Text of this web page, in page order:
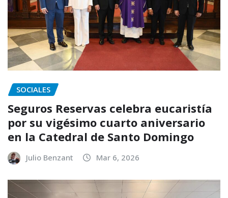
SOCIALES
Seguros Reservas celebra eucaristía
por su vigésimo cuarto aniversario
en la Catedral de Santo Domingo
Julio Benzant Mar 6, 2026